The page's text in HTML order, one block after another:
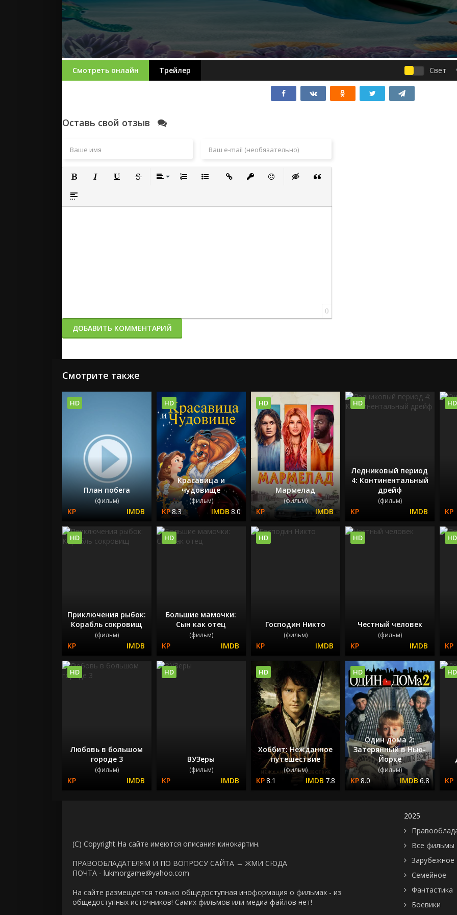
Смотреть онлайн Трейлер Свет
Оставь свой отзыв
Полужирный
Вставка спойлера
0
ДОБАВИТЬ КОММЕНТАРИЙ
Смотрите также
План побега
(фильм)
HD
Красавица и
чудовище
(фильм)
8.3 8.0
HD
Мармелад
(фильм)
HD
Ледниковый период
4: Континентальный
дрейф
(фильм)
HD HD
Приключения рыбок:
Корабль сокровищ
(фильм)
HD
Большие мамочки:
Сын как отец
(фильм)
HD
Господин Никто
(фильм)
HD
Честный человек
(фильм)
HD HD
Любовь в большом
городе 3
(фильм)
HD
ВУЗеры
(фильм)
HD
Хоббит: Нежданное
путешествие
(фильм)
8.1 7.8
HD
Один дома 2:
Затерянный в Нью-
Йорке
(фильм)
8.0 6.8
HD HD
(C) Copyright На сайте имеются описания кинокартин.
ПРАВООБЛАДАТЕЛЯМ И ПО ВОПРОСУ САЙТА → ЖМИ СЮДА
ПОЧТА - lukmorgame@yahoo.com
На сайте размещается только общедоступная иноформация о фильмах - из
общедоступных источников! Самих фильмов или медиа файлов нет!
2025
Все фильмы
Зарубежное
Семейное
Фантастика
Боевики